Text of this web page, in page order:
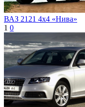
ВАЗ 2121 4x4 «Нива»
1 0